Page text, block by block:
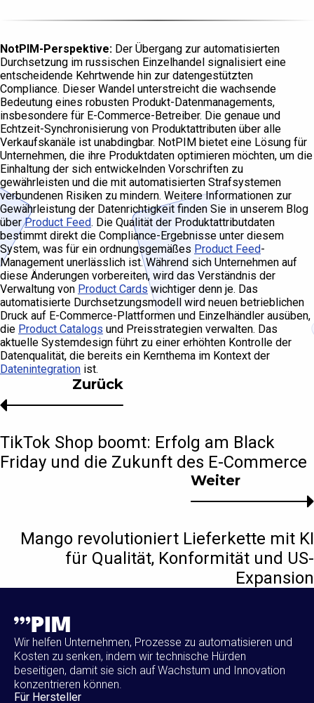
NotPIM-Perspektive: Der Übergang zur automatisierten
Durchsetzung im russischen Einzelhandel signalisiert eine
entscheidende Kehrtwende hin zur datengestützten
Compliance. Dieser Wandel unterstreicht die wachsende
Bedeutung eines robusten Produkt-Datenmanagements,
insbesondere für E-Commerce-Betreiber. Die genaue und
Echtzeit-Synchronisierung von Produktattributen über alle
Verkaufskanäle ist unabdingbar. NotPIM bietet eine Lösung für
Unternehmen, die ihre Produktdaten optimieren möchten, um die
Einhaltung der sich entwickelnden Vorschriften zu
gewährleisten und die mit automatisierten Strafsystemen
verbundenen Risiken zu mindern. Weitere Informationen zur
Gewährleistung der Datenrichtigkeit finden Sie in unserem Blog
überProduct Feed. Die Qualität der Produktattributdaten
bestimmt direkt die Compliance-Ergebnisse unter diesem
System, was für ein ordnungsgemäßes Product Feed-
Management unerlässlich ist. Während sich Unternehmen auf
diese Änderungen vorbereiten, wird das Verständnis der
Verwaltung von Product Cardswichtiger denn je. Das
automatisierte Durchsetzungsmodell wird neuen betrieblichen
Druck auf E-Commerce-Plattformen und Einzelhändler ausüben,
die Product Catalogs und Preisstrategien verwalten. Das
aktuelle Systemdesign führt zu einer erhöhten Kontrolle der
Datenqualität, die bereits ein Kernthema im Kontext der
Datenintegration ist.
Weiter
Mango revolutioniert Lieferkette mit KI
für Qualität, Konformität und US-
Expansion
Zurück
TikTok Shop boomt: Erfolg am Black
Friday und die Zukunft des E-Commerce
Wir helfen Unternehmen, Prozesse zu automatisieren und
Kosten zu senken, indem wir technische Hürden
beseitigen, damit sie sich auf Wachstum und Innovation
konzentrieren können.
Für Hersteller